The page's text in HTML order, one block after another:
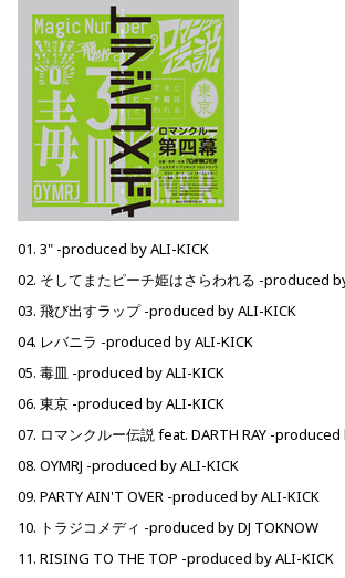
01. 3" -produced by ALI-KICK
02. そしてまたピーチ姫はさらわれる -produced
03. 飛び出すラップ -produced by ALI-KICK
04. レバニラ -produced by ALI-KICK
05. 毒皿 -produced by ALI-KICK
06. 東京 -produced by ALI-KICK
07. ロマンクルー伝説 feat. DARTH RAY -
08. OYMRJ -produced by ALI-KICK
09. PARTY AIN'T OVER -produced by ALI-KICK
10. トラジコメディ -produced by DJ TOKNOW
11. RISING TO THE TOP -produced by ALI-KICK